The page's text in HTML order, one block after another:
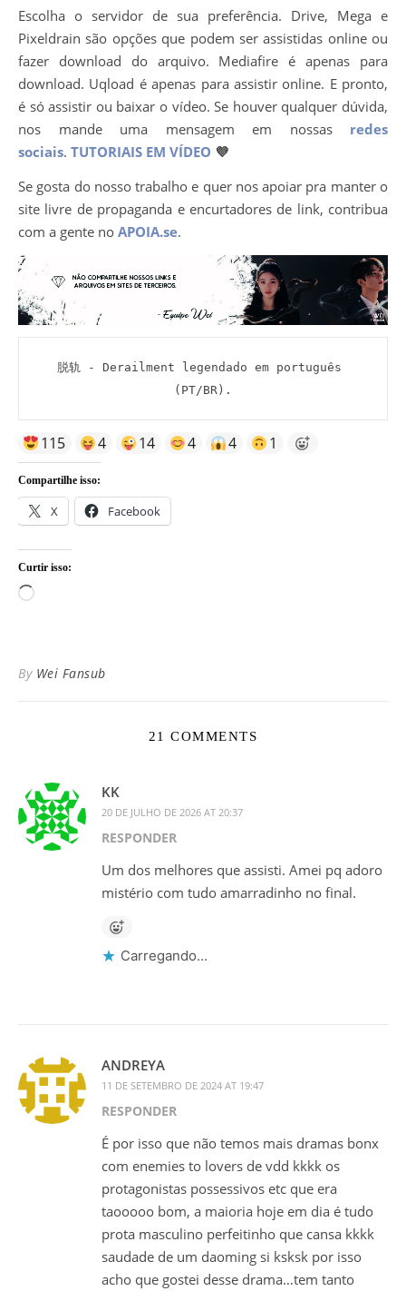
Escolha o servidor de sua preferência. Drive, Mega e
Pixeldrain são opções que podem ser assistidas online ou
fazer download do arquivo. Mediafire é apenas para
download. Uqload é apenas para assistir online. E pronto,
é só assistir ou baixar o vídeo. Se houver qualquer dúvida,
nos mande uma mensagem em nossas redes
sociais. TUTORIAIS EM VÍDEO 💜
Se gosta do nosso trabalho e quer nos apoiar pra manter o
site livre de propaganda e encurtadores de link, contribua
com a gente no APOIA.se.
脱轨 - Derailment legendado em português
(PT/BR).
115 4 14 4 4 1
Compartilhe isso:
X Facebook
Curtir isso:
Carregando...
By Wei Fansub
21 COMMENTS
KK
20 DE JULHO DE 2026 AT 20:37
RESPONDER
Um dos melhores que assisti. Amei pq adoro
mistério com tudo amarradinho no final.
Carregando...
ANDREYA
11 DE SETEMBRO DE 2024 AT 19:47
RESPONDER
É por isso que não temos mais dramas bonx
com enemies to lovers de vdd kkkk os
protagonistas possessivos etc que era
taooooo bom, a maioria hoje em dia é tudo
prota masculino perfeitinho que cansa kkkk
saudade de um daoming si ksksk por isso
acho que gostei desse drama…tem tanto